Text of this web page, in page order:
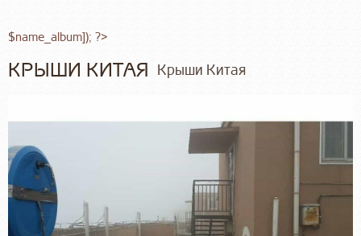
$name_album]); ?>
КРЫШИ КИТАЯ Крыши Китая